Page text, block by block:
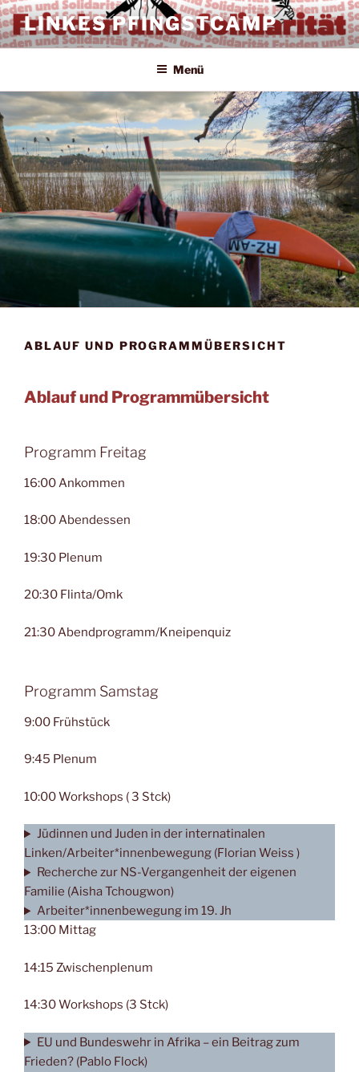
Zum
Inhalt
springen
LINKES PFINGSTCAMP
Menü
ABLAUF UND PROGRAMMÜBERSICHT
Ablauf und Programmübersicht
Programm Freitag
16:00 Ankommen
18:00 Abendessen
19:30 Plenum
20:30 Flinta/Omk
21:30 Abendprogramm/Kneipenquiz
Programm Samstag
9:00 Frühstück
9:45 Plenum
10:00 Workshops ( 3 Stck)
Jüdinnen und Juden in der internatinalen
Linken/Arbeiter*innenbewegung (Florian Weiss )
Recherche zur NS-Vergangenheit der eigenen
Familie (Aisha Tchougwon)
Arbeiter*innenbewegung im 19. Jh
13:00 Mittag
14:15 Zwischenplenum
14:30 Workshops (3 Stck)
EU und Bundeswehr in Afrika – ein Beitrag zum
Frieden? (Pablo Flock)